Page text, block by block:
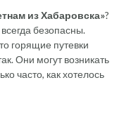
из Хабаровска»?
безопасны.
горящие путевки
Они могут возникать
часто, как хотелось